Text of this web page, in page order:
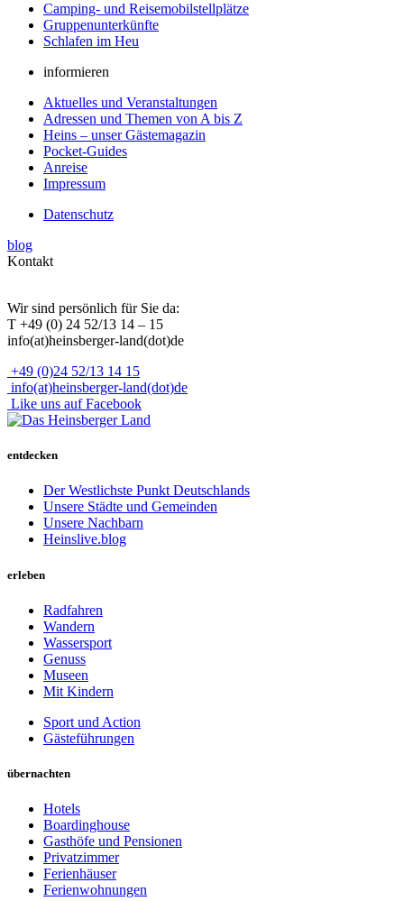
Camping- und Reisemobilstellplätze
Gruppenunterkünfte
Schlafen im Heu
informieren
Aktuelles und Veranstaltungen
Adressen und Themen von A bis Z
Heins – unser Gästemagazin
Pocket-Guides
Anreise
Impressum
Datenschutz
blog
Kontakt
Wir sind persönlich für Sie da:
T +49 (0) 24 52/13 14 – 15
info(at)heinsberger-land(dot)de
+49 (0)24 52/13 14 15
info(at)heinsberger-land(dot)de
Like uns auf Facebook
entdecken
Der Westlichste Punkt Deutschlands
Unsere Städte und Gemeinden
Unsere Nachbarn
Heinslive.blog
erleben
Radfahren
Wandern
Wassersport
Genuss
Museen
Mit Kindern
Sport und Action
Gästeführungen
übernachten
Hotels
Boardinghouse
Gasthöfe und Pensionen
Privatzimmer
Ferienhäuser
Ferienwohnungen